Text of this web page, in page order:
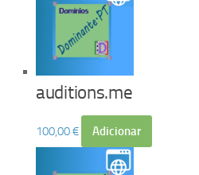
auditions.me
100,00€ Adicionar